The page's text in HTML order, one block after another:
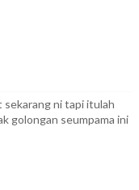
sekarang ni tapi itulah
golongan seumpama ini